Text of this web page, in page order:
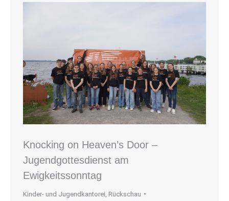
Knocking on Heaven’s Door –
Jugendgottesdienst am
Ewigkeitssonntag
Kinder- und Jugendkantorei Rückschau